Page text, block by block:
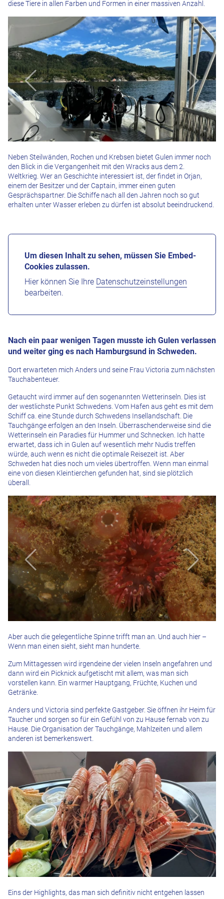
diese Tiere in allen Farben und Formen in einer massiven Anzahl.
Neben Steilwänden, Rochen und Krebsen bietet Gulen immer noch
den Blick in die Vergangenheit mit den Wracks aus dem 2.
Weltkrieg. Wer an Geschichte interessiert ist, der findet in Orjan,
einem der Besitzer und der Captain, immer einen guten
Gesprächspartner. Die Schiffe nach all den Jahren noch so gut
erhalten unter Wasser erleben zu dürfen ist absolut beeindruckend.
Um diesen Inhalt zu sehen, müssen Sie Embed-
Cookies zulassen.
Hier können Sie Ihre Datenschutzeinstellungen
bearbeiten.
Nach ein paar wenigen Tagen musste ich Gulen verlassen
und weiter ging es nach Hamburgsund in Schweden.
Dort erwarteten mich Anders und seine Frau Victoria zum nächsten
Tauchabenteuer.
Getaucht wird immer auf den sogenannten Wetterinseln. Dies ist
der westlichste Punkt Schwedens. Vom Hafen aus geht es mit dem
Schiff ca. eine Stunde durch Schwedens Insellandschaft. Die
Tauchgänge erfolgen an den Inseln. Überraschenderweise sind die
Wetterinseln ein Paradies für Hummer und Schnecken. Ich hatte
erwartet, dass ich in Gulen auf wesentlich mehr Nudis treffen
würde, auch wenn es nicht die optimale Reisezeit ist. Aber
Schweden hat dies noch um vieles übertroffen. Wenn man einmal
eine von diesen Kleintierchen gefunden hat, sind sie plötzlich
überall.
Aber auch die gelegentliche Spinne trifft man an. Und auch hier –
Wenn man einen sieht, sieht man hunderte.
Zum Mittagessen wird irgendeine der vielen Inseln angefahren und
dann wird ein Picknick aufgetischt mit allem, was man sich
vorstellen kann. Ein warmer Hauptgang, Früchte, Kuchen und
Getränke.
Anders und Victoria sind perfekte Gastgeber. Sie öffnen ihr Heim für
Taucher und sorgen so für ein Gefühl von zu Hause fernab von zu
Hause. Die Organisation der Tauchgänge, Mahlzeiten und allem
anderen ist bemerkenswert.
Eins der Highlights, das man sich definitiv nicht entgehen lassen